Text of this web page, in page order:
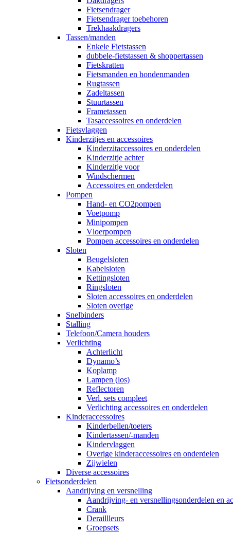
Fietsendrager
Fietsendrager toebehoren
Trekhaakdragers
Tassen/manden
Enkele Fietstassen
dubbele-fietstassen & shoppertassen
Fietskratten
Fietsmanden en hondenmanden
Rugtassen
Zadeltassen
Stuurtassen
Frametassen
Tasaccessoires en onderdelen
Fietsvlaggen
Kinderzitjes en accessoires
Kinderzitaccessoires en onderdelen
Kinderzitje achter
Kinderzitje voor
Windschermen
Accessoires en onderdelen
Pompen
Hand- en CO2pompen
Voetpomp
Minipompen
Vloerpompen
Pompen accessoires en onderdelen
Sloten
Beugelsloten
Kabelsloten
Kettingsloten
Ringsloten
Sloten accessoires en onderdelen
Sloten overige
Snelbinders
Stalling
Telefoon/Camera houders
Verlichting
Achterlicht
Dynamo’s
Koplamp
Lampen (los)
Reflectoren
Verl. sets compleet
Verlichting accessoires en onderdelen
Kinderaccessoires
Kinderbellen/toeters
Kindertassen/-manden
Kindervlaggen
Overige kinderaccessoires en onderdelen
Zijwielen
Diverse accessoires
Fietsonderdelen
Aandrijving en versnelling
Aandrijving- en versnellingsonderdelen en
Crank
Deraillleurs
Groepsets